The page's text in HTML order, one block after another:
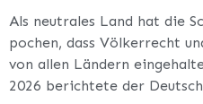
Als neutrales Land hat die
pochen, dass Völkerrecht
von allen Ländern
2026 berichtete der